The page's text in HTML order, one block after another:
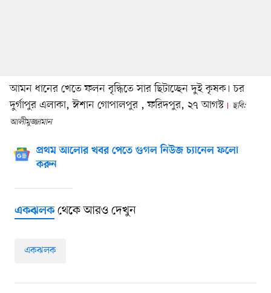
আমন ধানের খেতে ফলন বৃদ্ধিতে সার ছিটাচ্ছেন দুই কৃষক। চর
দুর্গাপুর এলাকা, ঈশান গোপালপুর , ফরিদপুর, ২৭ আগস্ট
ছবি:
আলীমুজ্জামান
প্রথম আলোর খবর পেতে গুগল নিউজ চ্যানেল ফলো
করুন
একঝলকথেকে আরও দেখুন
একঝলক